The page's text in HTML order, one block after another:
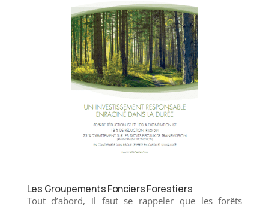
Les Groupements Fonciers Forestiers
Tout d’abord, il faut se rappeler que les forêts